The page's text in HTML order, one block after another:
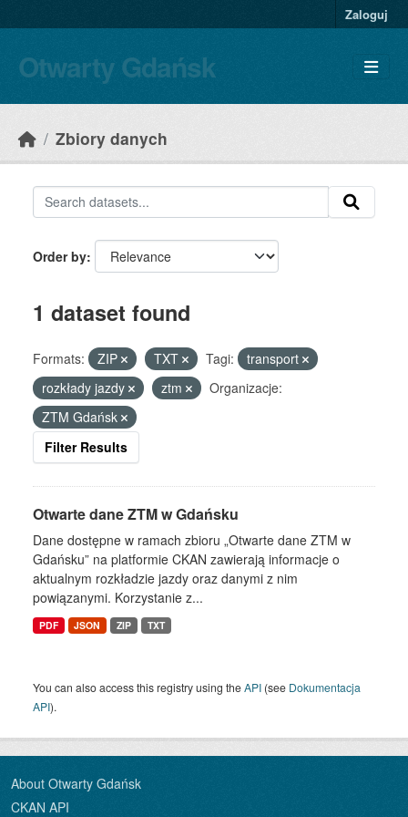
Zaloguj
Otwarty Gdańsk
Zbiory danych
Order by
1 dataset found
Formats: ZIP TXT Tagi:
transport
rozkłady jazdy
ztm
Organizacje:
ZTM Gdańsk
Filter Results
Otwarte dane ZTM w Gdańsku
Dane dostępne w ramach zbioru „Otwarte dane ZTM w
Gdańsku” na platformie CKAN zawierają informacje o
aktualnym rozkładzie jazdy oraz danymi z nim
powiązanymi. Korzystanie z...
PDF JSON ZIP TXT
You can also access this registry using theAPI (see Dokumentacja
API).
About Otwarty Gdańsk
CKAN API